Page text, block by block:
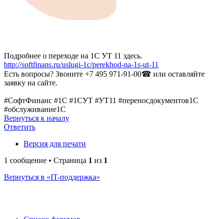
Подробнее о переходе на 1С УТ 11 здесь.
http://softfinans.ru/uslugi-1c/perekhod-na-1s-ut-11
Есть вопросы? Звоните +7 495 971-91-00☎ или оставляйте
заявку на сайте.
#СофтФинанс #1С #1СУТ #УТ11 #переносдокументов1С
#обслуживание1С
Вернуться к началу
Ответить
Версия для печати
1 сообщение • Страница 1 из 1
Вернуться в «IT-поддержка»